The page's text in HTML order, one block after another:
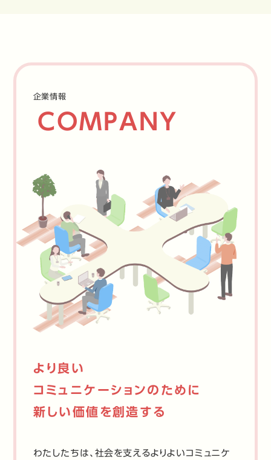
企業情報
COMPANY
より良い
コミュニケーションのために
新しい価値を創造する
わたしたちは、社会を支えるよりよいコミュニケ